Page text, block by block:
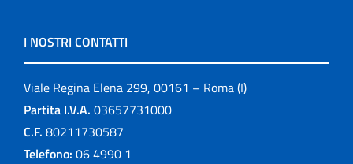
I NOSTRI CONTATTI
Viale Regina Elena 299, 00161 – Roma (I)
Partita I.V.A. 03657731000
C.F. 80211730587
Telefono: 06 4990 1